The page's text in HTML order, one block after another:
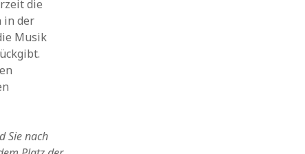
die
in der
Musik
Sie nach